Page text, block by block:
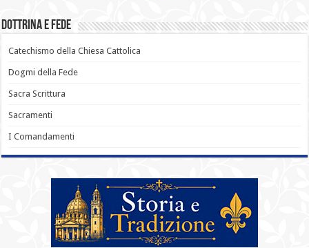
Dottrina e Fede
Catechismo della Chiesa Cattolica
Dogmi della Fede
Sacra Scrittura
Sacramenti
I Comandamenti